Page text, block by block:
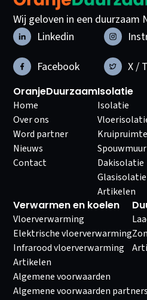
Wij geloven in een duurzaam
Linkedin
Facebook
X /
OranjeDuurzaam
Home
Over ons
Word partner
Nieuws
Contact
Isolatie
Isolatie
Dakisolatie
Glasisolatie
Artikelen
Verwarmen en koelen
Vloerverwarming
Elektrische vloerverwarming
Infrarood vloerverwarming
Artikelen
Algemene voorwaarden
Algemene voorwaarden partners